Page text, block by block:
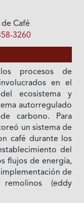
Café
3260
procesos de
en el
ecosistema y
autorregulado
carbono. Para
un sistema de
café durante los
del
flujos de energía,
de
(eddy